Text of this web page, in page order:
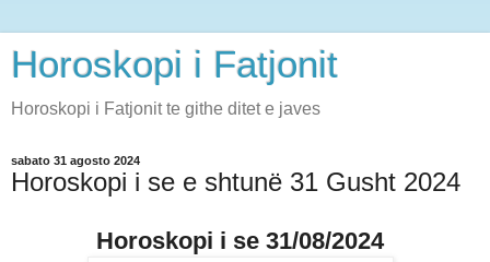
Horoskopi i Fatjonit
Horoskopi i Fatjonit te githe ditet e javes
sabato 31 agosto 2024
Horoskopi i se e shtunë 31 Gusht 2024
Horoskopi i se 31/08/2024